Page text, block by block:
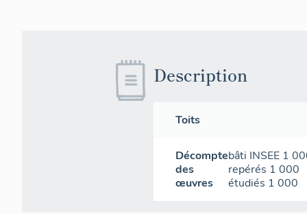
Description
Toits
Décompte
des
œuvres
bâti INSEE 1
repérés 1 000
étudiés 1 000